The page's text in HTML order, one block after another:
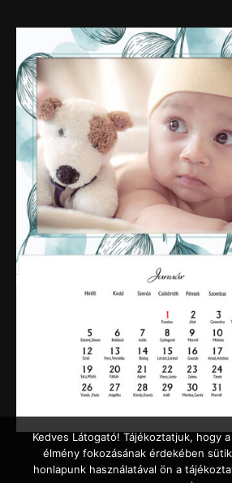
Kedves Látogató! Tájékoztatjuk, hogy
élmény fokozásának érdekében
honlapunk használatával ön a